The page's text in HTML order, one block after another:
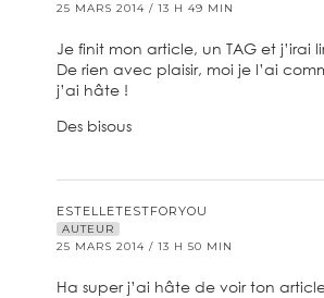
25 MARS 2014 / 13 H 49 MIN
Je finit mon article, un TAG et j’irai
De rien avec plaisir, moi je l’ai
j’ai hâte !
Des bisous
ESTELLETESTFORYOU
AUTEUR
25 MARS 2014 / 13 H 50 MIN
Ha super j’ai hâte de voir ton